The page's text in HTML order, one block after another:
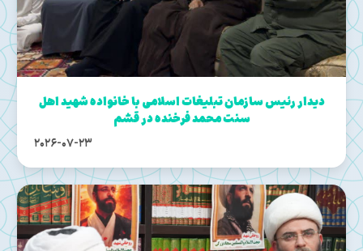
دیدار رئیس سازمان تبلیغات اسلامی با خانواده شهید اهل
سنت محمد فرخنده در قشم
2026-07-23